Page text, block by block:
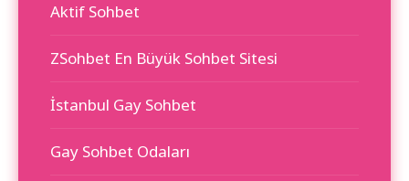
Aktif Sohbet
ZSohbet En Büyük Sohbet Sitesi
İstanbul Gay Sohbet
Gay Sohbet Odaları